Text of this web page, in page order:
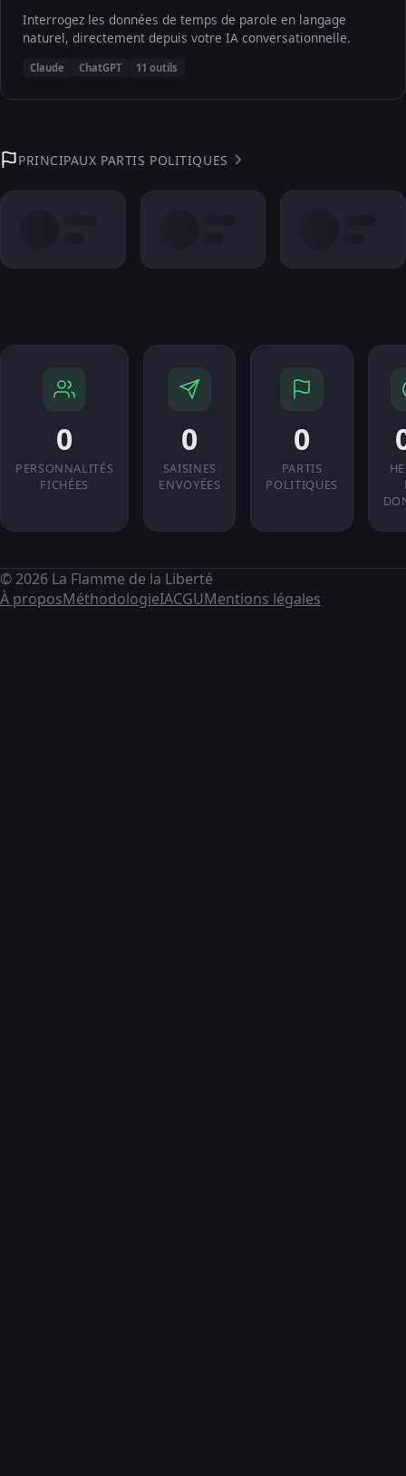
Interrogez les données de temps de parole en langage
naturel, directement depuis votre IA conversationnelle.
Claude ChatGPT 11 outils
PRINCIPAUX PARTIS POLITIQUES
0
PERSONNALITÉS
FICHÉES
0
SAISINES
ENVOYÉES
0
PARTIS
POLITIQUES
© 2026 La Flamme de la Liberté
À proposMéthodologieIACGUMentions légales